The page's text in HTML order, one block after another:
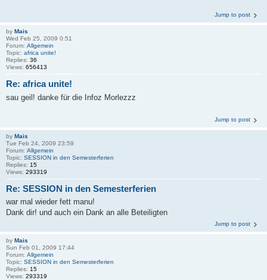
Jump to post
by Mais
Wed Feb 25, 2009 0:51
Forum: Allgemein
Topic: africa unite!
Replies: 36
Views: 656413
Re: africa unite!
sau geil! danke für die Infoz Morlezzz
Jump to post
by Mais
Tue Feb 24, 2009 23:59
Forum: Allgemein
Topic: SESSION in den Semesterferien
Replies: 15
Views: 293319
Re: SESSION in den Semesterferien
war mal wieder fett manu!
Dank dir! und auch ein Dank an alle Beteiligten
Jump to post
by Mais
Sun Feb 01, 2009 17:44
Forum: Allgemein
Topic: SESSION in den Semesterferien
Replies: 15
Views: 293319